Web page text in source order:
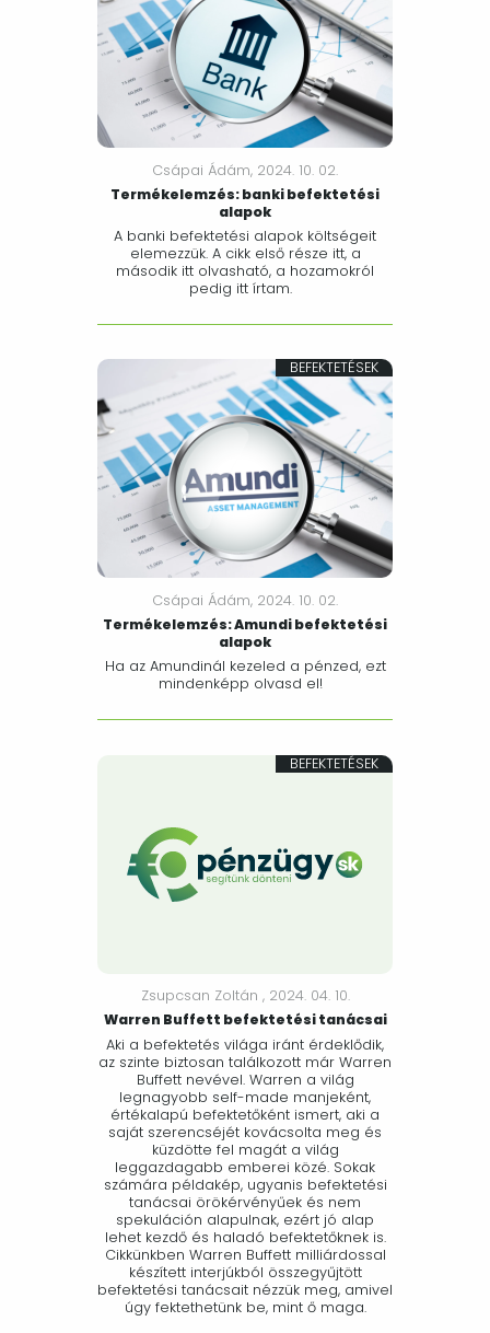
Csápai Ádám, 2024. 10. 02.
Termékelemzés: banki befektetési
alapok
A banki befektetési alapok költségeit
elemezzük. A cikk első része itt, a
második itt olvasható, a hozamokról
pedig itt írtam.
BEFEKTETÉSEK
Csápai Ádám, 2024. 10. 02.
Termékelemzés: Amundi befektetési
alapok
Ha az Amundinál kezeled a pénzed, ezt
mindenképp olvasd el!
BEFEKTETÉSEK
Zsupcsan Zoltán , 2024. 04. 10.
Warren Buffett befektetési tanácsai
Aki a befektetés világa iránt érdeklődik,
az szinte biztosan találkozott már Warren
Buffett nevével. Warren a világ
legnagyobb self-made manjeként,
értékalapú befektetőként ismert, aki a
saját szerencséjét kovácsolta meg és
küzdötte fel magát a világ
leggazdagabb emberei közé. Sokak
számára példakép, ugyanis befektetési
tanácsai örökérvényűek és nem
spekuláción alapulnak, ezért jó alap
lehet kezdő és haladó befektetőknek is.
Cikkünkben Warren Buffett milliárdossal
készített interjúkból összegyűjtött
befektetési tanácsait nézzük meg, amivel
úgy fektethetünk be, mint ő maga.